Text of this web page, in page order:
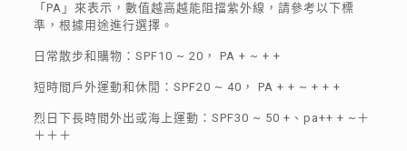
「PA」來表示，數值越高越能阻擋紫外線，請參考以下標
準，根據用途進行選擇。
日常散步和購物：SPF10 ~ 20， PA + ~ + +
短時間戶外運動和休閒：SPF20 ~ 40， PA + + ~ + + +
烈日下長時間外出或海上運動：SPF30 ~ 50 +、pa++ + ~＋
＋＋＋